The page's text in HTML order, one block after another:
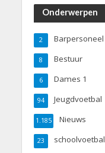
Onderwerpen
Barpersoneel
2
Bestuur
8
Dames 1
6
Jeugdvoetbal
94
Nieuws
1.185
schoolvoetbal
23